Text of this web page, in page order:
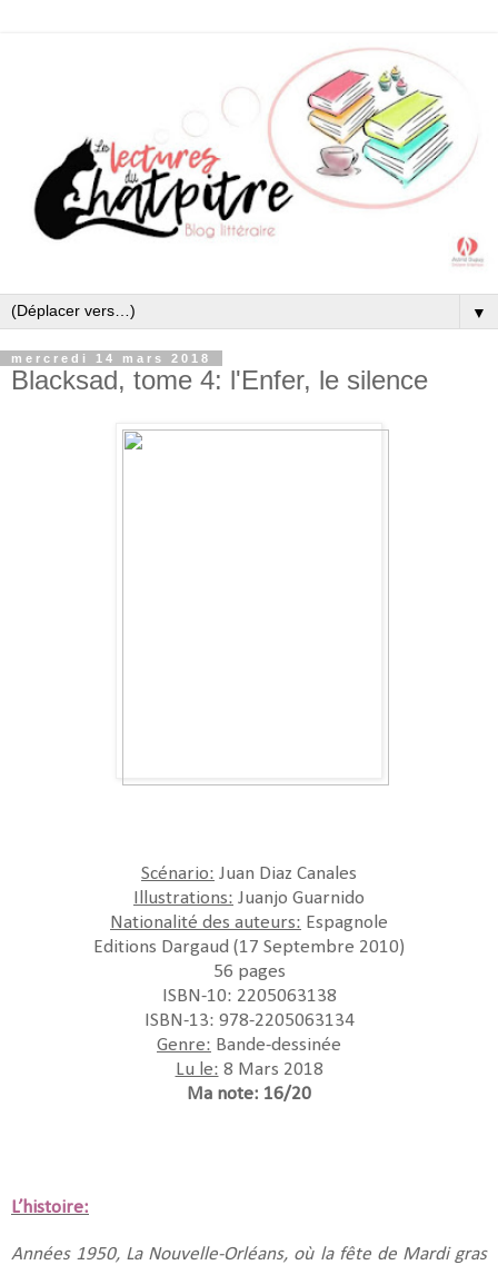
▼
mercredi 14 mars 2018
Blacksad, tome 4: l'Enfer, le silence
Scénario: Juan Diaz Canales
Illustrations: Juanjo Guarnido
Nationalité des auteurs: Espagnole
Editions Dargaud (17 Septembre 2010)
56 pages
ISBN-10: 2205063138
ISBN-13: 978-2205063134
Genre: Bande-dessinée
Lu le: 8 Mars 2018
Ma note: 16/20
L’histoire:
Années 1950, La Nouvelle-Orléans, où la fête de Mardi gras